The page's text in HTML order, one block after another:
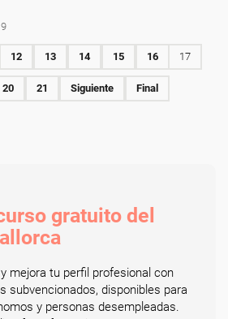
12 13 14 15 16 17
20 21 Siguiente Final
gratuito del
mejora tu perfil profesional con
subvencionados, disponibles para
y personas desempleadas.